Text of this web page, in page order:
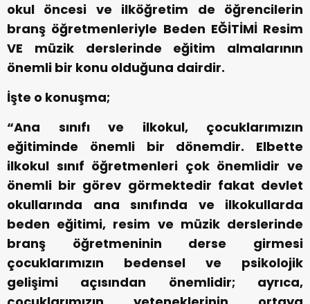
okul öncesi ve ilköğretim de öğrencilerin
branş öğretmenleriyle Beden EĞİTİMİ Resim
VE müzik derslerinde eğitim almalarının
önemli bir konu olduğuna dairdir.
İşte o konuşma;
“Ana sınıfı ve ilkokul, çocuklarımızın
eğitiminde önemli bir dönemdir. Elbette
ilkokul sınıf öğretmenleri çok önemlidir ve
önemli bir görev görmektedir fakat devlet
okullarında ana sınıfında ve ilkokullarda
beden eğitimi, resim ve müzik derslerinde
branş öğretmeninin derse girmesi
çocuklarımızın bedensel ve psikolojik
gelişimi açısından önemlidir; ayrıca,